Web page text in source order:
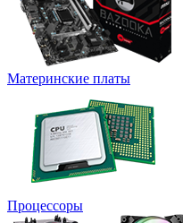
Материнские платы
Процессоры